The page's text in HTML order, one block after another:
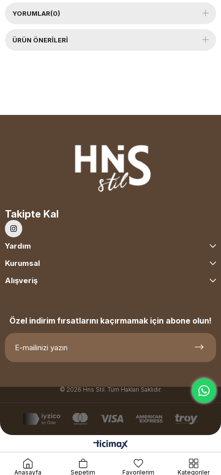
YORUMLAR(0)
ÜRÜN ÖNERILERI
Takipte Kal
Yardım
Kurumsal
Alışveriş
Özel indirim fırsatlarını kaçırmamak için abone olun!
© 2026 Hns Stil. Tüm Hakları Saklıdır.
Anasayfa Sepetim Favorilerim Kategoriler